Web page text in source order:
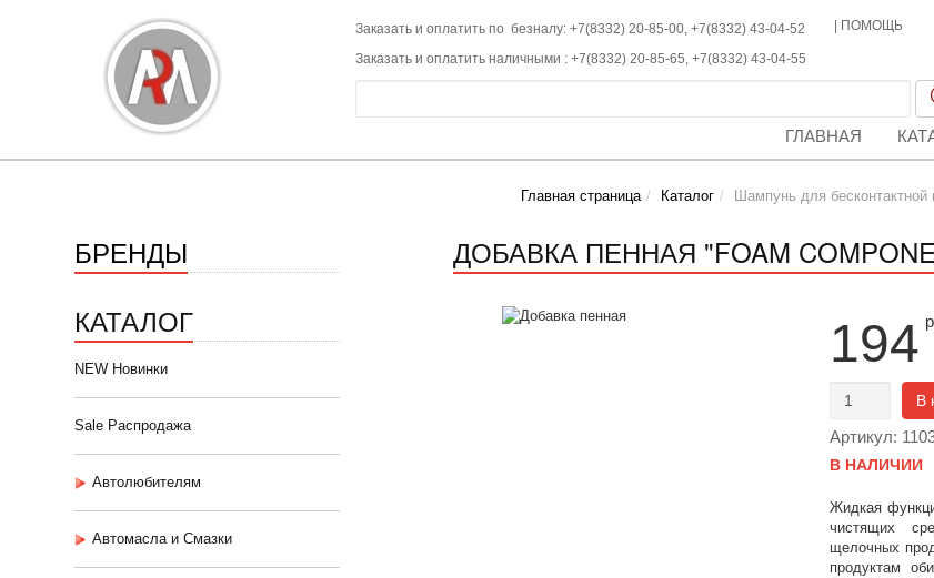
Заказать и оплатить по безналу: +7(8332) 20-85-00, +7(8332) 43-04-52
Заказать и оплатить наличными : +7(8332) 20-85-65, +7(8332) 43-04-55
ПОМОЩЬ
ГЛАВНАЯ
Главная страница Каталог Шампунь для бесконтактной
БРЕНДЫ
КАТАЛОГ
NEW Новинки
Sale Распродажа
Автолюбителям
Автомасла и Смазки
ДОБАВКА ПЕННАЯ "FOAM
194
В
Артикул:
В НАЛИЧИИ
Жидкая
чистящих
щелочных
продуктам